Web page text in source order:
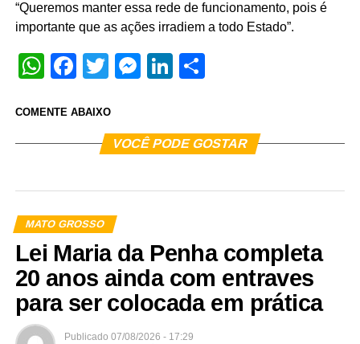
“Queremos manter essa rede de funcionamento, pois é
importante que as ações irradiem a todo Estado”.
WhatsApp
Facebook
TwitterMessenger
LinkedIn
COMENTE ABAIXO
VOCÊ PODE GOSTAR
MATO GROSSO
Lei Maria da Penha completa
20 anos ainda com entraves
para ser colocada em prática
Publicado 07/08/2026 - 17:29